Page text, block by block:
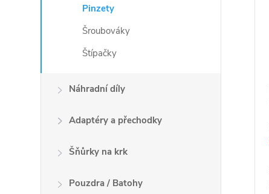
Pinzety
Šroubováky
Štípačky
Náhradní díly
Adaptéry a přechodky
Šňůrky na krk
Pouzdra / Batohy